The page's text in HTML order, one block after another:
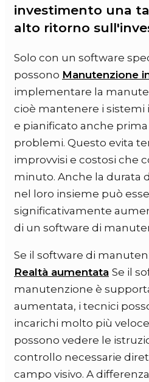
investimento una
alto ritorno
Solo con un software
possono Manutenzione
implementare la
cioè mantenere i
e pianificato anche
problemi. Questo evita
improvvisi e costosi che
minuto. Anche la durata
nel loro insieme può
significativamente
di un software di
Se il software di
Realtà aumentata Se il
manutenzione è
aumentata, i tecnici
incarichi molto più
possono vedere le
controllo necessarie
campo visivo. A